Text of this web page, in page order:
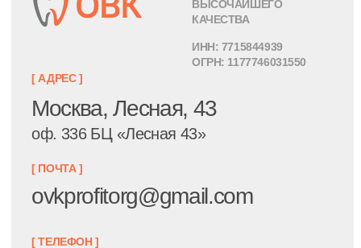
Политика обработки персональных данных